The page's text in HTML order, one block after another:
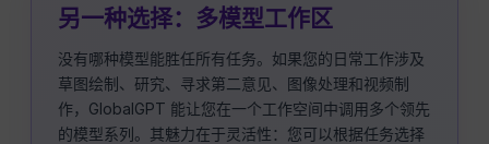
另一种选择：多模型工作区
没有哪种模型能胜任所有任务。如果您的日常工作涉及
草图绘制、研究、寻求第二意见、图像处理和视频制
作，GlobalGPT 能让您在一个工作空间中调用多个领先
的模型系列。其魅力在于灵活性：您可以根据任务选择